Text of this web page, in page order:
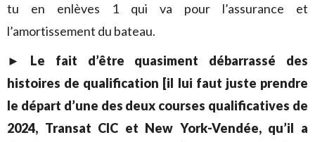
tu en enlèves 1 qui va pour l’assurance et
l’amortissement du bateau.
► Le fait d’être quasiment débarrassé des
histoires de qualification [il lui faut juste prendre
le départ d’une des deux courses qualificatives de
2024, Transat CIC et New York-Vendée, qu’il a